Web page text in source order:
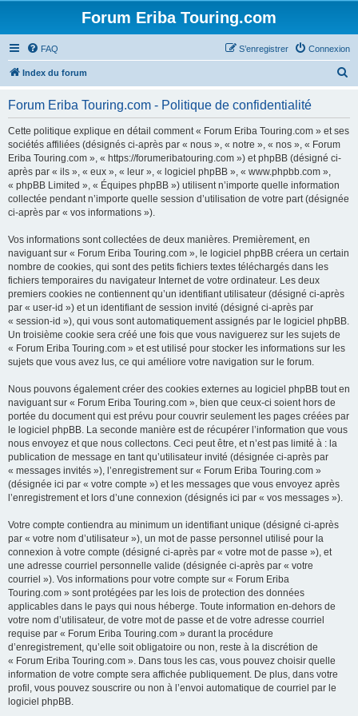
Forum Eriba Touring.com
FAQ Connexion
S’enregistrer
Index du forum
Forum Eriba Touring.com - Politique de confidentialité
Cette politique explique en détail comment « Forum Eriba Touring.com » et ses
sociétés affiliées (désignés ci-après par « nous », « notre », « nos », « Forum
Eriba Touring.com », « https://forumeribatouring.com ») et phpBB (désigné ci-
après par « ils », « eux », « leur », « logiciel phpBB », « www.phpbb.com »,
« phpBB Limited », « Équipes phpBB ») utilisent n’importe quelle information
collectée pendant n’importe quelle session d’utilisation de votre part (désignée
ci-après par « vos informations »).
Vos informations sont collectées de deux manières. Premièrement, en
naviguant sur « Forum Eriba Touring.com », le logiciel phpBB créera un certain
nombre de cookies, qui sont des petits fichiers textes téléchargés dans les
fichiers temporaires du navigateur Internet de votre ordinateur. Les deux
premiers cookies ne contiennent qu’un identifiant utilisateur (désigné ci-après
par « user-id ») et un identifiant de session invité (désigné ci-après par
« session-id »), qui vous sont automatiquement assignés par le logiciel phpBB.
Un troisième cookie sera créé une fois que vous naviguerez sur les sujets de
« Forum Eriba Touring.com » et est utilisé pour stocker les informations sur les
sujets que vous avez lus, ce qui améliore votre navigation sur le forum.
Nous pouvons également créer des cookies externes au logiciel phpBB tout en
naviguant sur « Forum Eriba Touring.com », bien que ceux-ci soient hors de
portée du document qui est prévu pour couvrir seulement les pages créées par
le logiciel phpBB. La seconde manière est de récupérer l’information que vous
nous envoyez et que nous collectons. Ceci peut être, et n’est pas limité à : la
publication de message en tant qu’utilisateur invité (désignée ci-après par
« messages invités »), l’enregistrement sur « Forum Eriba Touring.com »
(désignée ici par « votre compte ») et les messages que vous envoyez après
l’enregistrement et lors d’une connexion (désignés ici par « vos messages »).
Votre compte contiendra au minimum un identifiant unique (désigné ci-après
par « votre nom d’utilisateur »), un mot de passe personnel utilisé pour la
connexion à votre compte (désigné ci-après par « votre mot de passe »), et
une adresse courriel personnelle valide (désignée ci-après par « votre
courriel »). Vos informations pour votre compte sur « Forum Eriba
Touring.com » sont protégées par les lois de protection des données
applicables dans le pays qui nous héberge. Toute information en-dehors de
votre nom d’utilisateur, de votre mot de passe et de votre adresse courriel
requise par « Forum Eriba Touring.com » durant la procédure
d’enregistrement, qu’elle soit obligatoire ou non, reste à la discrétion de
« Forum Eriba Touring.com ». Dans tous les cas, vous pouvez choisir quelle
information de votre compte sera affichée publiquement. De plus, dans votre
profil, vous pouvez souscrire ou non à l’envoi automatique de courriel par le
logiciel phpBB.